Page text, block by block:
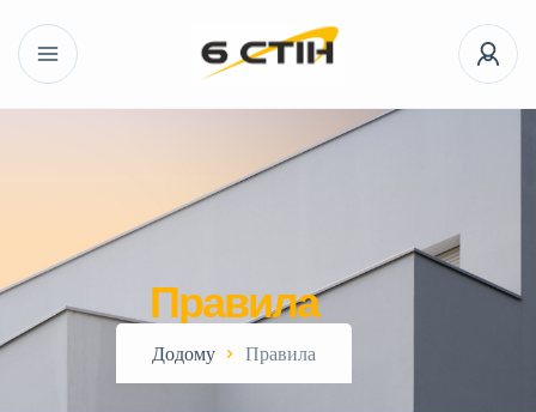
Правила
Додому Правила